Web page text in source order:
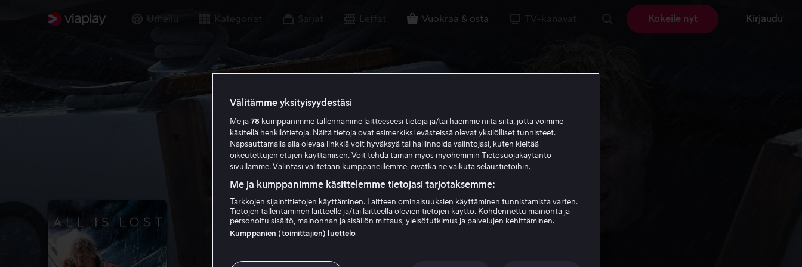
Urheilu Kategoriat Sarjat Leffat Vuokraa & osta TV-kanavat Kokeile nyt Kirjaudu
Välitämme yksityisyydestäsi
Me ja 78 kumppanimme tallennamme laitteeseesi tietoja ja/tai haemme niitä siitä, jotta voimme
käsitellä henkilötietoja. Näitä tietoja ovat esimerkiksi evästeissä olevat yksilölliset tunnisteet.
Napsauttamalla alla olevaa linkkiä voit hyväksyä tai hallinnoida valintojasi, kuten kieltää
oikeutettujen etujen käyttämisen. Voit tehdä tämän myös myöhemmin Tietosuojakäytäntö-
sivullamme. Valintasi välitetään kumppaneillemme, eivätkä ne vaikuta selaustietoihin.
Me ja kumppanimme käsittelemme tietojasi tarjotaksemme:
Tarkkojen sijaintitietojen käyttäminen. Laitteen ominaisuuksien käyttäminen tunnistamista varten.
Tietojen tallentaminen laitteelle ja/tai laitteella olevien tietojen käyttö. Kohdennettu mainonta ja
personoitu sisältö, mainonnan ja sisällön mittaus, yleisötutkimus ja palvelujen kehittäminen.
Kumppanien (toimittajien) luettelo